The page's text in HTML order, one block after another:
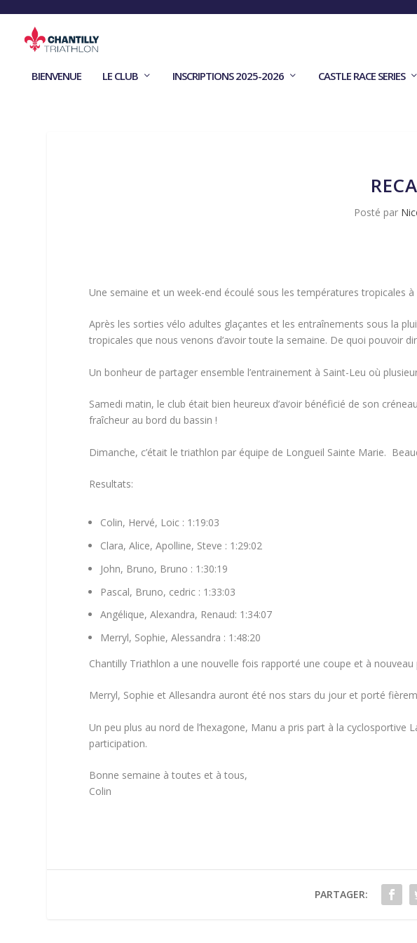
BIENVENUE LE CLUB INSCRIPTIONS 2025-2026 CASTLE RACE SERIES
Posté par
Une semaine et un week-end écoulé sous les températures tropicales à
Après les sorties vélo adultes glaçantes et les entraînements sous la
tropicales que nous venons d’avoir toute la semaine. De quoi pouvoir
Un bonheur de partager ensemble l’entrainement à Saint-Leu où
Samedi matin, le club était bien heureux d’avoir bénéficié de son
fraîcheur au bord du bassin !
Dimanche, c’était le triathlon par équipe de Longueil Sainte Marie.
Resultats:
Colin, Hervé, Loic : 1:19:03
Clara, Alice, Apolline, Steve : 1:29:02
John, Bruno, Bruno : 1:30:19
Pascal, Bruno, cedric : 1:33:03
Angélique, Alexandra, Renaud: 1:34:07
Merryl, Sophie, Alessandra : 1:48:20
Chantilly Triathlon a une nouvelle fois rapporté une coupe et à
Merryl, Sophie et Allesandra auront été nos stars du jour et porté
Un peu plus au nord de l’hexagone, Manu a pris part à la
participation.
Bonne semaine à toutes et à tous,
Colin
PARTAGER: